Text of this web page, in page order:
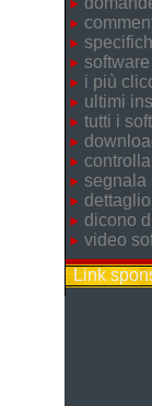
i più
ultimi
tutti i
segnala
dicono
video
Link